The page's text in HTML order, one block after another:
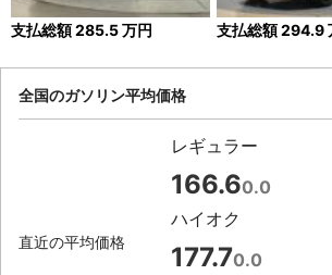
支払総額285.5万円 支払総額294.9
全国のガソリン平均価格
直近の平均価格
レギュラー
166.60.0
ハイオク
177.70.0